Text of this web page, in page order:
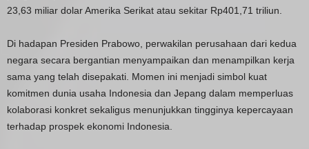
23,63 miliar dolar Amerika Serikat atau sekitar Rp401,71 triliun.
Di hadapan Presiden Prabowo, perwakilan perusahaan dari kedua
negara secara bergantian menyampaikan dan menampilkan kerja
sama yang telah disepakati. Momen ini menjadi simbol kuat
komitmen dunia usaha Indonesia dan Jepang dalam memperluas
kolaborasi konkret sekaligus menunjukkan tingginya kepercayaan
terhadap prospek ekonomi Indonesia.